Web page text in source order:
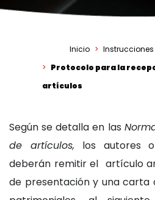
Inicio
Protocolo para la
artículos
Según se detalla en las
de artículos, los autores
deberán remitir el artículo
de presentación y una carta